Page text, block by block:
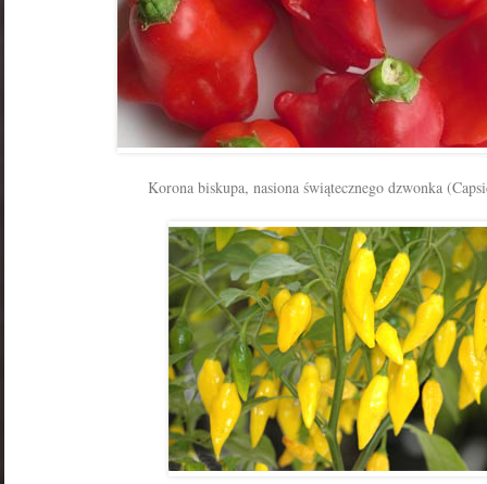
Korona biskupa, nasiona świątecznego dzwonka